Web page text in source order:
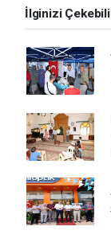
İlginizi